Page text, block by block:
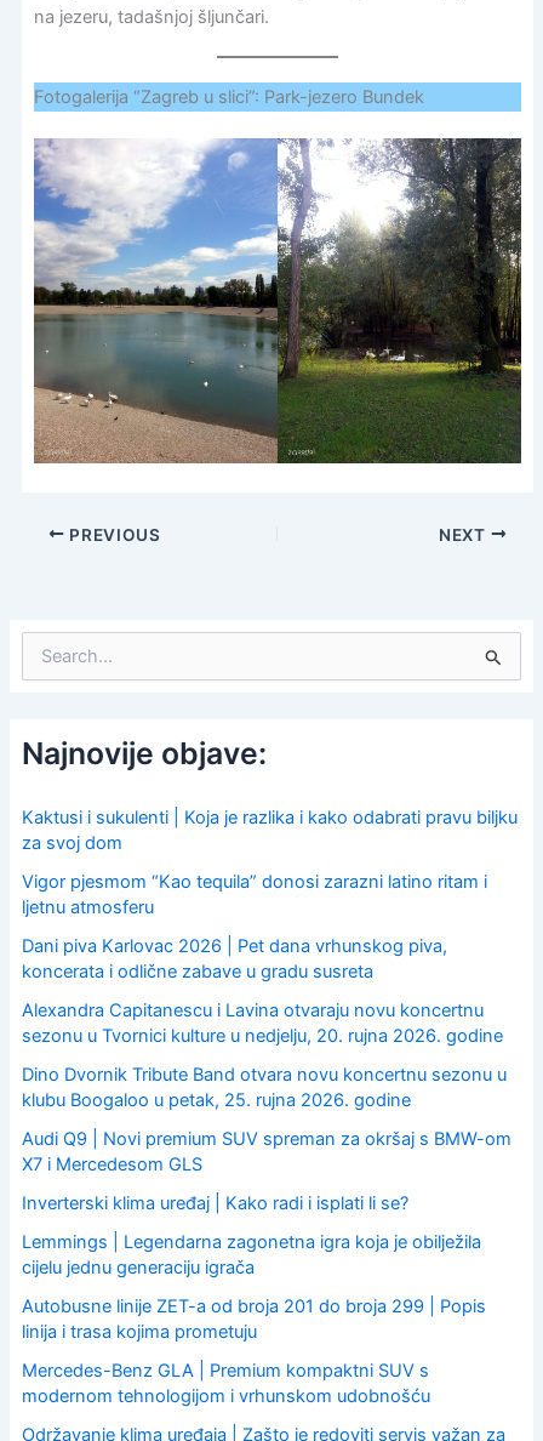
na jezeru, tadašnjoj šljunčari.
Fotogalerija “Zagreb u slici”: Park-jezero Bundek
PREVIOUS NEXT
c
h
o
r
Najnovije objave:
Kaktusi i sukulenti | Koja je razlika i kako odabrati pravu biljku
za svoj dom
Vigor pjesmom “Kao tequila” donosi zarazni latino ritam i
ljetnu atmosferu
Dani piva Karlovac 2026 | Pet dana vrhunskog piva,
koncerata i odlične zabave u gradu susreta
Alexandra Capitanescu i Lavina otvaraju novu koncertnu
sezonu u Tvornici kulture u nedjelju, 20. rujna 2026. godine
Dino Dvornik Tribute Band otvara novu koncertnu sezonu u
klubu Boogaloo u petak, 25. rujna 2026. godine
Audi Q9 | Novi premium SUV spreman za okršaj s BMW-om
X7 i Mercedesom GLS
Inverterski klima uređaj | Kako radi i isplati li se?
Lemmings | Legendarna zagonetna igra koja je obilježila
cijelu jednu generaciju igrača
Autobusne linije ZET-a od broja 201 do broja 299 | Popis
linija i trasa kojima prometuju
Mercedes-Benz GLA | Premium kompaktni SUV s
modernom tehnologijom i vrhunskom udobnošću
Održavanje klima uređaja | Zašto je redoviti servis važan za